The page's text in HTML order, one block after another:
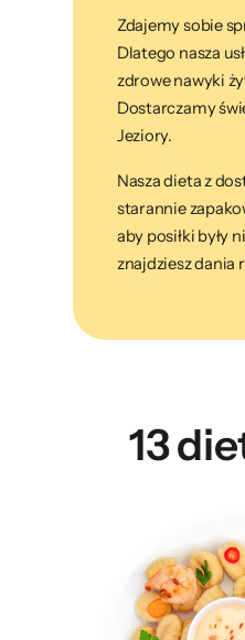
Zdajemy sobie
Dlatego nasza
zdrowe nawyki
Dostarczamy
Jeziory.
Nasza dieta z
starannie
aby posiłki były
znajdziesz dania
13